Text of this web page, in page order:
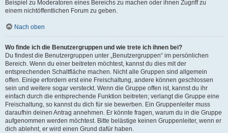
Beispiel zu Moderatoren eines Bereichs zu machen oder ihnen Zugriff zu
einem nichtöffentlichen Forum zu geben.
Nach oben
Wo finde ich die Benutzergruppen und wie trete ich ihnen bei?
Du findest die Benutzergruppen unter „Benutzergruppen“ im persönlichen
Bereich. Wenn du einer beitreten möchtest, kannst du dies mit der
entsprechenden Schaltfläche machen. Nicht alle Gruppen sind allgemein
offen. Einige erfordern erst eine Freischaltung, andere können geschlossen
sein und weitere sogar versteckt. Wenn die Gruppe offen ist, kannst du ihr
einfach durch die entsprechende Funktion beitreten; verlangt die Gruppe eine
Freischaltung, so kannst du dich für sie bewerben. Ein Gruppenleiter muss
daraufhin deinen Antrag annehmen. Er könnte fragen, warum du in die Gruppe
aufgenommen werden möchtest. Bitte belästige keinen Gruppenleiter, wenn er
dich ablehnt, er wird einen Grund dafür haben.